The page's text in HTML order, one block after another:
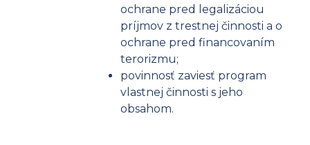
ochrane pred legalizáciou
príjmov z trestnej činnosti a o
ochrane pred financovaním
terorizmu;
povinnosť zaviesť program
vlastnej činnosti s jeho
obsahom.